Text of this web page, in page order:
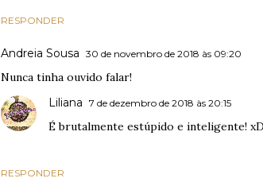
RESPONDER
Andreia Sousa 30 de novembro de 2018 às 09:20
Nunca tinha ouvido falar!
RESPONDER
Liliana 7 de dezembro de 2018 às 20:15
É brutalmente estúpido e inteligente! xD